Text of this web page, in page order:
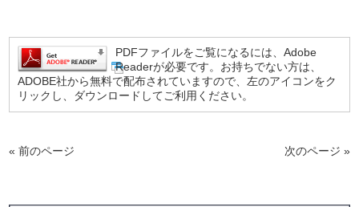
PDFファイルをご覧になるには、Adobe
Readerが必要です。お持ちでない方は、
ADOBE社から無料で配布されていますので、左のアイコンをク
リックし、ダウンロードしてご利用ください。
« 前のページ 次のページ »